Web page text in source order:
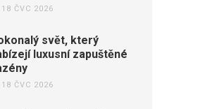
18 ČVC 2026
svět, který
luxusní zapuštěné
18 ČVC 2026